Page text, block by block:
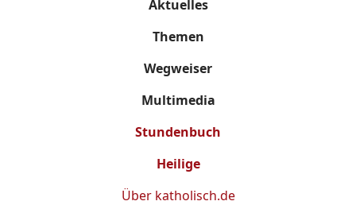
Aktuelles
Themen
Wegweiser
Multimedia
Stundenbuch
Heilige
Über katholisch.de